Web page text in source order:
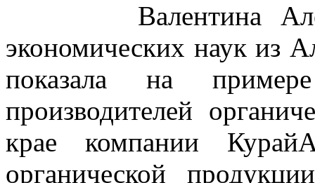
Валентина
экономических наук из
показала на
производителей
крае компании
органической